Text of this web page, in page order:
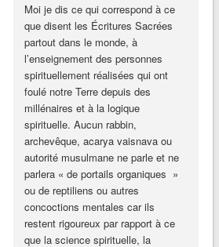
Moi je dis ce qui correspond à ce
que disent les Écritures Sacrées
partout dans le monde, à
l’enseignement des personnes
spirituellement réalisées qui ont
foulé notre Terre depuis des
millénaires et à la logique
spirituelle. Aucun rabbin,
archevêque, acarya vaisnava ou
autorité musulmane ne parle et ne
parlera « de portails organiques »
ou de reptiliens ou autres
concoctions mentales car ils
restent rigoureux par rapport à ce
que la science spirituelle, la